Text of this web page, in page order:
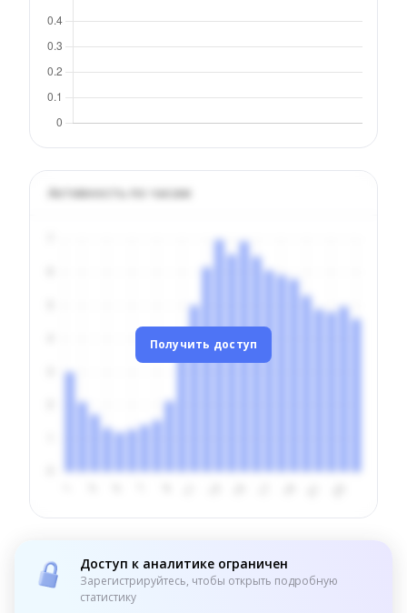
Активность по часам
Получить доступ
Доступ к аналитике ограничен
Зарегистрируйтесь, чтобы открыть подробную
статистику